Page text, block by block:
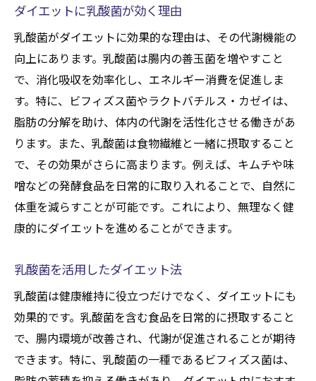
ダイエットに乳酸菌が効く理由
乳酸菌がダイエットに効果的な理由は、その代謝機能の
向上にあります。乳酸菌は腸内の善玉菌を増やすこと
で、消化吸収を効率化し、エネルギー消費を促進しま
す。特に、ビフィズス菌やラクトバチルス・カゼイは、
脂肪の分解を助け、体内の代謝を活性化させる働きがあ
ります。また、乳酸菌は食物繊維と一緒に摂取すること
で、その効果がさらに高まります。例えば、キムチや味
噌などの発酵食品を日常的に取り入れることで、自然に
体重を減らすことが可能です。これにより、無理なく健
康的にダイエットを進めることができます。
乳酸菌を活用したダイエット法
乳酸菌は健康維持に役立つだけでなく、ダイエットにも
効果的です。乳酸菌を含む食品を日常的に摂取すること
で、腸内環境が改善され、代謝が促進されることが期待
できます。特に、乳酸菌の一種であるビフィズス菌は、